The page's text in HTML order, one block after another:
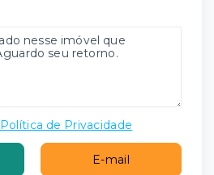
Política de Privacidade
E-mail